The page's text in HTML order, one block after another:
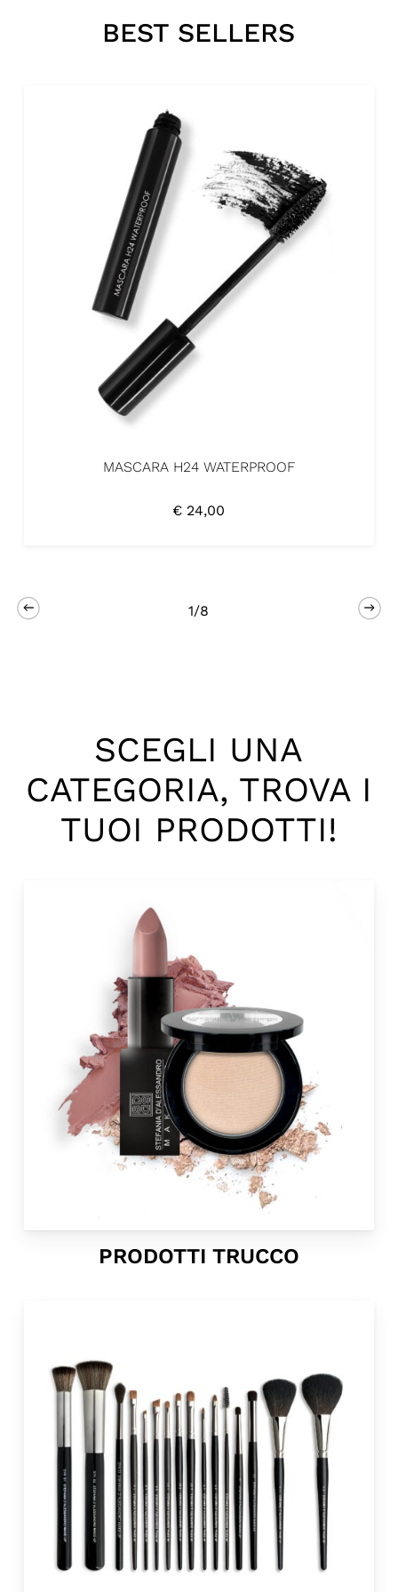
BEST SELLERS
MASCARA H24 WATERPROOF
€ 24,00
1/8
SCEGLI UNA
CATEGORIA, TROVA I
TUOI PRODOTTI!
PRODOTTI TRUCCO